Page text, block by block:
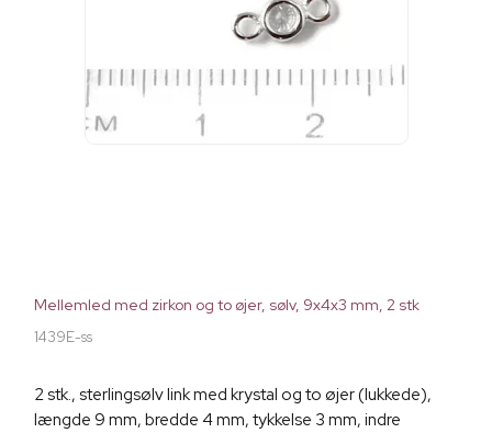
Mellemled med zirkon og to øjer, sølv, 9x4x3 mm, 2 stk
1439E-ss
2 stk., sterlingsølv link med krystal og to øjer (lukkede),
længde 9 mm, bredde 4 mm, tykkelse 3 mm, indre